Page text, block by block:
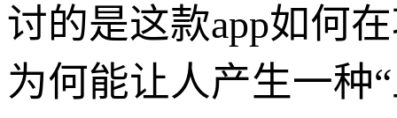
讨的是这款app如何
为何能让人产生一种